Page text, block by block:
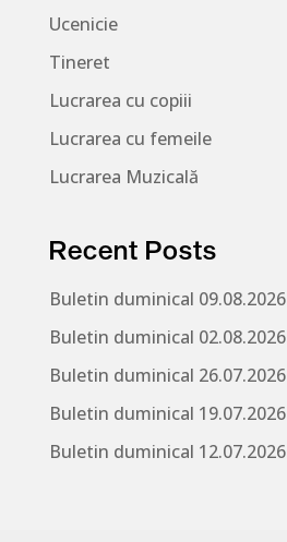
Ucenicie
Tineret
Lucrarea cu copiii
Lucrarea cu femeile
Lucrarea Muzicală
Recent Posts
Buletin duminical 09.08.2026
Buletin duminical 02.08.2026
Buletin duminical 26.07.2026
Buletin duminical 19.07.2026
Buletin duminical 12.07.2026